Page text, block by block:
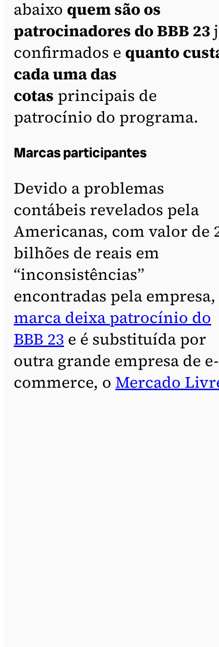
abaixo quem são os
patrocinadores do BBB 23
confirmados e quanto
cada uma das
cotas principais de
patrocínio do programa.
Marcas participantes
Devido a problemas
contábeis revelados pela
Americanas, com valor de
bilhões de reais em
“inconsistências”
encontradas pela empresa,
marca deixa patrocínio do
BBB 23 e é substituída por
outra grande empresa de e-
commerce, o Mercado